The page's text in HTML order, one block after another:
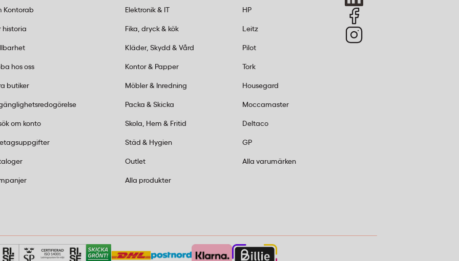
för att enkelt kunna
Kontorab
historia
hos oss
butiker
om konto
Elektronik & IT
Fika, dryck & kök
Kläder, Skydd & Vård
Kontor & Papper
Möbler & Inredning
Packa & Skicka
Skola, Hem & Fritid
Städ & Hygien
Outlet
Alla produkter
HP
Leitz
Pilot
Tork
Housegard
Moccamaster
Deltaco
GP
Alla varumärken